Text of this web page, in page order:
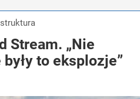
Stream. „Nie
to eksplozje”